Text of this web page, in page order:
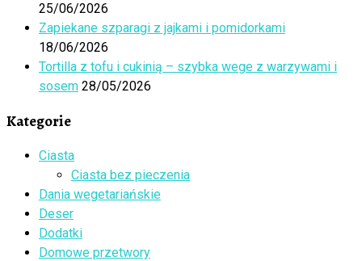
25/06/2026
Zapiekane szparagi z jajkami i pomidorkami
18/06/2026
Tortilla z tofu i cukinią – szybka wege z warzywami i
sosem 28/05/2026
Kategorie
Ciasta
Ciasta bez pieczenia
Dania wegetariańskie
Deser
Dodatki
Domowe przetwory